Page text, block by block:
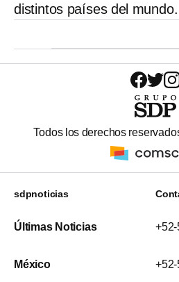
distintos países del mundo.
Todos los derechos
sdpnoticias
Últimas Noticias
México